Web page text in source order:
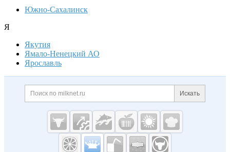
Южно-Сахалинск
Я
Якутия
Ямало-Ненецкий АО
Ярославль
Дополнительная информация
Поиск по сайту и
Искать
Cсылки на полезные проекты